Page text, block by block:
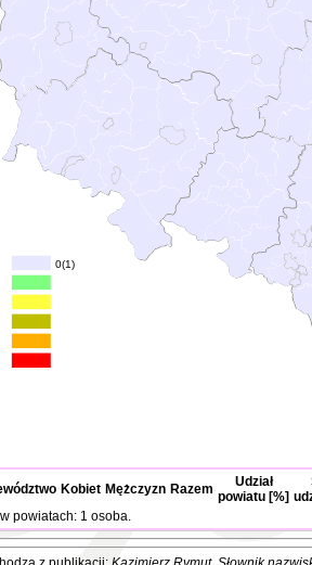
0(1)
Kobiet Mężczyzn Razem
Udział
powiatu [%]
powiatach: 1 osoba.